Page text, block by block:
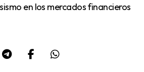
en los mercados financieros